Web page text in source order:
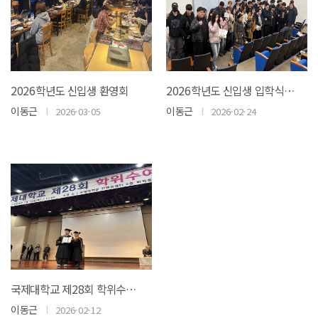
2026학년도 신입생 환영회
이동근 l 2026-03-05
2026학년도 신입생 입학식 및 오리엔테이션
이동근 l 2026-02-24
국제대학교 제28회 학위수여식에서 서현우 학생 평택시장상 수상
이동근 l 2026-02-12